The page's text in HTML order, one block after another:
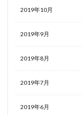
2019年10月
2019年9月
2019年8月
2019年7月
2019年6月